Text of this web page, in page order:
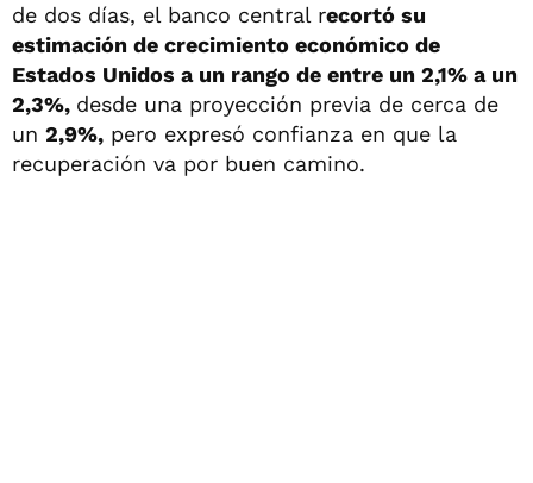
de dos días, el banco central recortó su
estimación de crecimiento económico de
Estados Unidos a un rango de entre un 2,1% a un
2,3%, desde una proyección previa de cerca de
un 2,9%, pero expresó confianza en que la
recuperación va por buen camino.